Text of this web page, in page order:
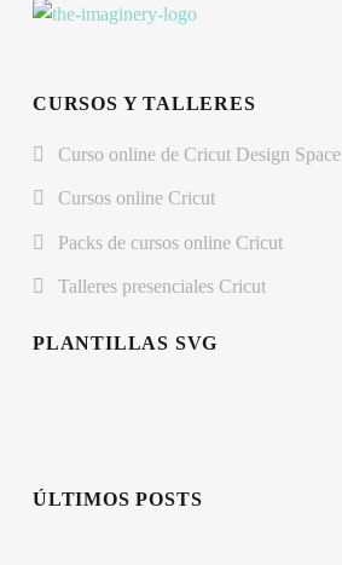
CURSOS Y TALLERES
Curso online de Cricut Design Space
Cursos online Cricut
Packs de cursos online Cricut
Talleres presenciales Cricut
PLANTILLAS SVG
ÚLTIMOS POSTS